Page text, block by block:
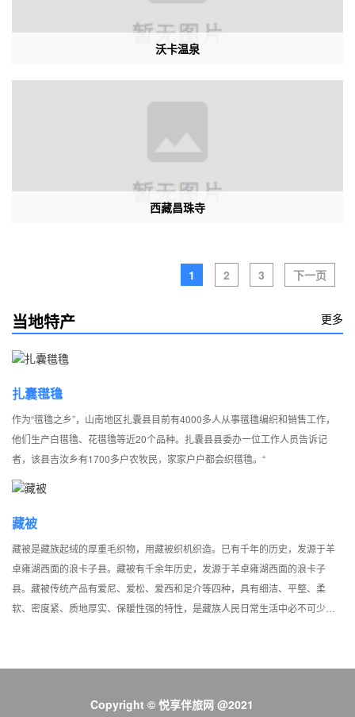
沃卡温泉
西藏昌珠寺
1 2 3 下一页
当地特产 更多
扎囊氆氇
作为“氆氇之乡”，山南地区扎囊县目前有4000多人从事氆氇编织和销售工作，
他们生产白氆氇、花氆氇等近20个品种。扎囊县县委办一位工作人员告诉记
者，该县吉汝乡有1700多户农牧民，家家户户都会织氆氇。“
藏被
藏被是藏族起绒的厚重毛织物，用藏被织机织造。已有千年的历史，发源于羊
卓雍湖西面的浪卡子县。藏被有千余年历史，发源于羊卓雍湖西面的浪卡子
县。藏被传统产品有爱尼、爱松、爱西和足介等四种，具有细洁、平整、柔
软、密度紧、质地厚实、保暖性强的特性，是藏族人民日常生活中必不可少的
Copyright © 悦享伴旅网 @2021